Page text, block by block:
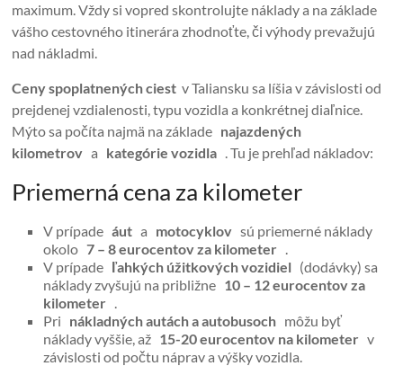
maximum. Vždy si vopred skontrolujte náklady a na základe
vášho cestovného itinerára zhodnoťte, či výhody prevažujú
nad nákladmi.
Ceny spoplatnených ciest v Taliansku sa líšia v závislosti od
prejdenej vzdialenosti, typu vozidla a konkrétnej diaľnice.
Mýto sa počíta najmä na základe najazdených
kilometrov a kategórie vozidla . Tu je prehľad nákladov:
Priemerná cena za kilometer
V prípadeáut a motocyklov sú priemerné náklady
okolo7 – 8 eurocentov za kilometer .
V prípade ľahkých úžitkových vozidiel (dodávky) sa
náklady zvyšujú na približne 10 – 12 eurocentov za
kilometer .
Pri nákladných autách a autobusoch môžu byť
náklady vyššie, až 15-20 eurocentov na kilometer v
závislosti od počtu náprav a výšky vozidla.